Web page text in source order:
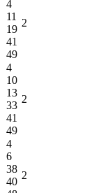
4
11
19
41
49
2
4
10
13
33
41
49
2
4
6
38
40
2